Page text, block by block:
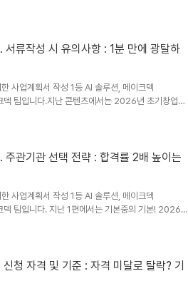
격과 주관사업 유형 분석을 통한 선택 팁 그리고
핵심 프레임워크인 PSST(Problem, Solution,
합격의 첫 단추이자 심사위원에게 가장 강력한 인
파트를 다룹니다. 심사위원은 단순히 아이디어가
류작성 시 유의사항 : 1분 만에 광탈하
사업계획서 작성 1등 AI 솔루션, 메이크덱
팀입니다.지난 콘텐츠에서는 2026년 초기창업패
주관기관 선정팁에 대해 자세히 다루어보았는데
하는 것을 추천합니다. 본격적인 사업계획서 내용인
, 팀 구성)는 메이크덱을 활용하면 상위 3% 수준의
는 점을 기억하며 시작해 보세요. 📄 서류 작성시 유
관기관 선택 전략 : 합격률 2배 높이는
사업계획서 작성 1등 AI 솔루션, 메이크덱
팀입니다. 지난 1편에서는 기본중의 기본! 2026년
해 꼼꼼하게 정리해드렸는데요. 이번 콘텐츠에서는
직접 투자까지 집행하는 파트너입니다. 우리 회사의
략을 지금 바로 확인해 보세요! 🔎 주관기관 선택
년 초기창업패키지는 전국 20개의 주관기관이 참
청 자격 및 기준 : 자격 미달로 탈락? 기